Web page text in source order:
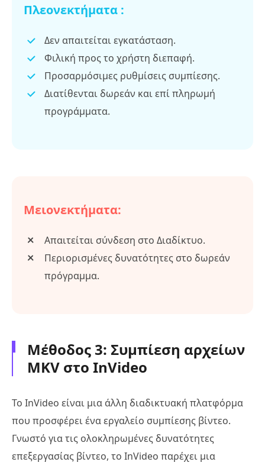
Πλεονεκτήματα :
Δεν απαιτείται εγκατάσταση.
Φιλική προς το χρήστη διεπαφή.
Προσαρμόσιμες ρυθμίσεις συμπίεσης.
Διατίθενται δωρεάν και επί πληρωμή
προγράμματα.
Μειονεκτήματα:
Απαιτείται σύνδεση στο Διαδίκτυο.
Περιορισμένες δυνατότητες στο δωρεάν
πρόγραμμα.
Μέθοδος 3: Συμπίεση αρχείων
MKV στο InVideo
Το InVideo είναι μια άλλη διαδικτυακή πλατφόρμα
που προσφέρει ένα εργαλείο συμπίεσης βίντεο.
Γνωστό για τις ολοκληρωμένες δυνατότητες
επεξεργασίας βίντεο, το InVideo παρέχει μια